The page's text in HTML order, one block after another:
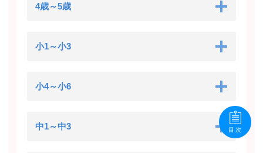
4歳～5歳
小1～小3
小4～小6
中1～中3 目次